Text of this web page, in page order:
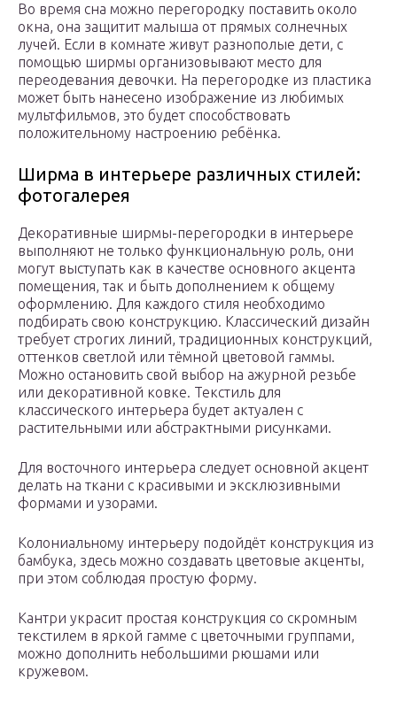
Во время сна можно перегородку поставить около
окна, она защитит малыша от прямых солнечных
лучей. Если в комнате живут разнополые дети, с
помощью ширмы организовывают место для
переодевания девочки. На перегородке из пластика
может быть нанесено изображение из любимых
мультфильмов, это будет способствовать
положительному настроению ребёнка.
Ширма в интерьере различных стилей:
фотогалерея
Декоративные ширмы-перегородки в интерьере
выполняют не только функциональную роль, они
могут выступать как в качестве основного акцента
помещения, так и быть дополнением к общему
оформлению. Для каждого стиля необходимо
подбирать свою конструкцию. Классический дизайн
требует строгих линий, традиционных конструкций,
оттенков светлой или тёмной цветовой гаммы.
Можно остановить свой выбор на ажурной резьбе
или декоративной ковке. Текстиль для
классического интерьера будет актуален с
растительными или абстрактными рисунками.
Для восточного интерьера следует основной акцент
делать на ткани с красивыми и эксклюзивными
формами и узорами.
Колониальному интерьеру подойдёт конструкция из
бамбука, здесь можно создавать цветовые акценты,
при этом соблюдая простую форму.
Кантри украсит простая конструкция со скромным
текстилем в яркой гамме с цветочными группами,
можно дополнить небольшими рюшами или
кружевом.